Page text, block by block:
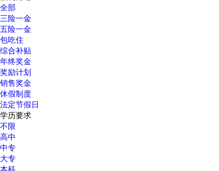
全部
三险一金
五险一金
包吃住
综合补贴
年终奖金
奖励计划
销售奖金
休假制度
法定节假日
学历要求
不限
高中
中专
大专